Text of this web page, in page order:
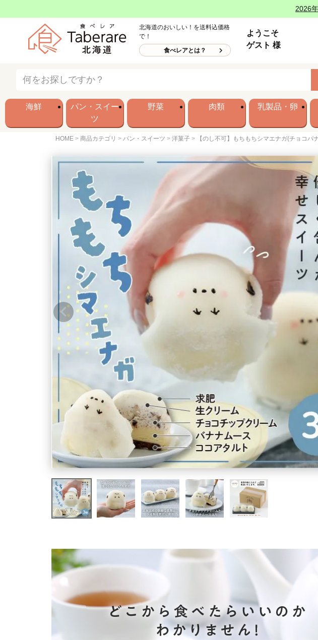
2026
北海道のおいしい！を送料込価格
で！
食べレアとは？
ようこそ
ゲスト 様
海鮮
パン・スイー
ツ
野菜 肉類 乳製品・卵
HOME 商品カテゴリ パン・スイーツ 洋菓子 【のし不可】もちもちシマエナガ(チョコバ